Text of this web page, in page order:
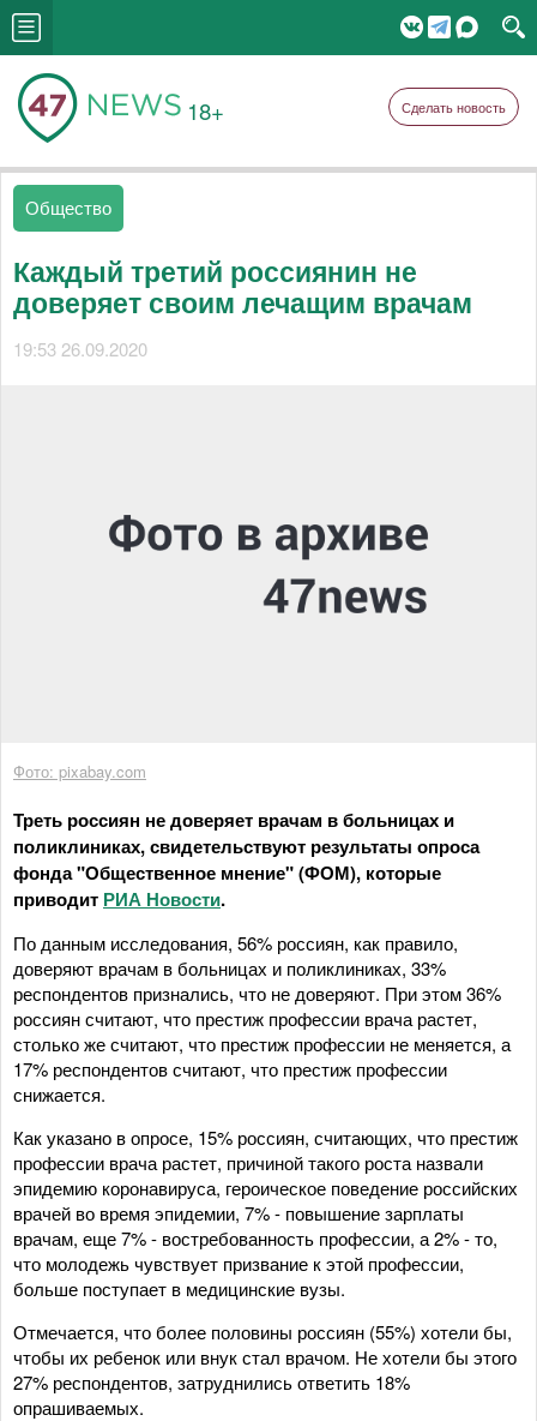
18+ Сделать новость
Общество
Каждый третий россиянин не
доверяет своим лечащим врачам
19:53 26.09.2020
Фото: pixabay.com
Треть россиян не доверяет врачам в больницах и
поликлиниках, свидетельствуют результаты опроса
фонда "Общественное мнение" (ФОМ), которые
приводит РИА Новости.
По данным исследования, 56% россиян, как правило,
доверяют врачам в больницах и поликлиниках, 33%
респондентов признались, что не доверяют. При этом 36%
россиян считают, что престиж профессии врача растет,
столько же считают, что престиж профессии не меняется, а
17% респондентов считают, что престиж профессии
снижается.
Как указано в опросе, 15% россиян, считающих, что престиж
профессии врача растет, причиной такого роста назвали
эпидемию коронавируса, героическое поведение российских
врачей во время эпидемии, 7% - повышение зарплаты
врачам, еще 7% - востребованность профессии, а 2% - то,
что молодежь чувствует призвание к этой профессии,
больше поступает в медицинские вузы.
Отмечается, что более половины россиян (55%) хотели бы,
чтобы их ребенок или внук стал врачом. Не хотели бы этого
27% респондентов, затруднились ответить 18%
опрашиваемых.